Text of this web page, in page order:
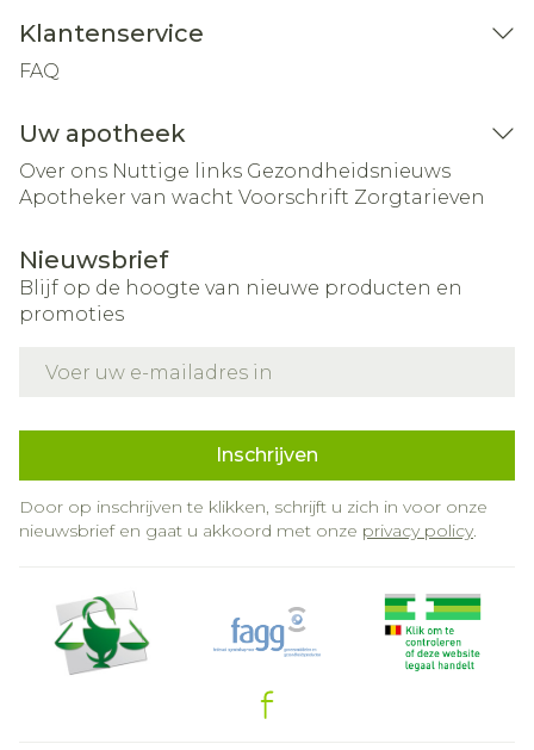
Klantenservice
FAQ
Uw apotheek
Over ons Nuttige links Gezondheidsnieuws
Apotheker van wacht Voorschrift Zorgtarieven
Nieuwsbrief
Blijf op de hoogte van nieuwe producten en
promoties
Inschrijven
Door op inschrijven te klikken, schrijft u zich in voor onze
nieuwsbrief en gaat u akkoord met onze privacy policy.